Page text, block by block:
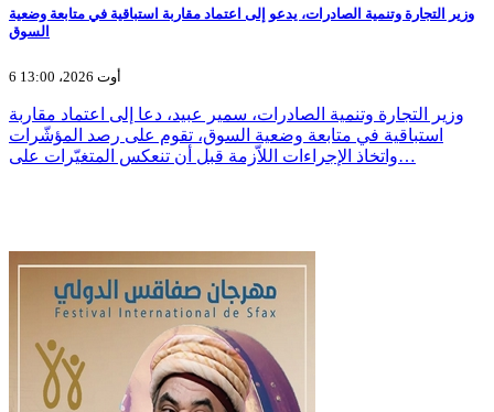
وزير التجارة وتنمية الصادرات، يدعو إلى اعتماد مقاربة استباقية في متابعة وضعية
السوق
6 أوت 2026، 13:00
وزير التجارة وتنمية الصادرات، سمير عبيد، دعا إلى اعتماد مقاربة
استباقية في متابعة وضعية السوق، تقوم على رصد المؤشّرات
واتخاذ الإجراءات اللاّزمة قبل أن تنعكس المتغيّرات على…